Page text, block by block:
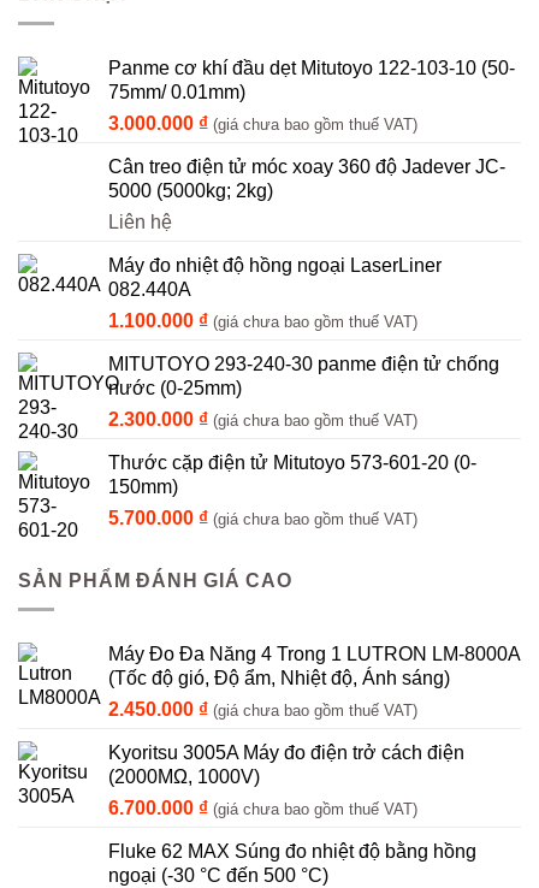
Panme cơ khí đầu dẹt Mitutoyo 122-103-10 (50-
75mm/ 0.01mm)
3.000.000 ₫ (giá chưa bao gồm thuế VAT)
Cân treo điện tử móc xoay 360 độ Jadever JC-
5000 (5000kg; 2kg)
Liên hệ
Máy đo nhiệt độ hồng ngoại LaserLiner
082.440A
1.100.000 ₫ (giá chưa bao gồm thuế VAT)
MITUTOYO 293-240-30 panme điện tử chống
nước (0-25mm)
2.300.000 ₫ (giá chưa bao gồm thuế VAT)
Thước cặp điện tử Mitutoyo 573-601-20 (0-
150mm)
5.700.000 ₫ (giá chưa bao gồm thuế VAT)
SẢN PHẨM ĐÁNH GIÁ CAO
Máy Đo Đa Năng 4 Trong 1 LUTRON LM-8000A
(Tốc độ gió, Độ ẩm, Nhiệt độ, Ánh sáng)
2.450.000 ₫ (giá chưa bao gồm thuế VAT)
Kyoritsu 3005A Máy đo điện trở cách điện
(2000MΩ, 1000V)
6.700.000 ₫ (giá chưa bao gồm thuế VAT)
Fluke 62 MAX Súng đo nhiệt độ bằng hồng
ngoại (-30 °C đến 500 °C)